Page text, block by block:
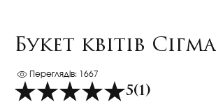
Букет квітів Сігма
Переглядів: 1667
5(1)